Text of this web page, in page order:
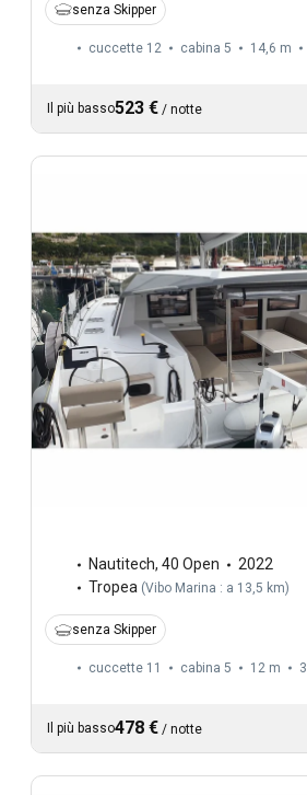
senza Skipper
cuccette 12 cabina 5 14,6 m
Il più basso523 € / notte
Nautitech, 40 Open
2022
Tropea (Vibo Marina : a 13,5 km)
senza Skipper
cuccette 11 cabina 5 12 m 3
Il più basso478 € / notte